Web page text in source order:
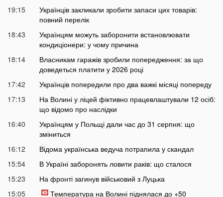
19:15
Українців закликали зробити запаси цих товарів:
повний перелік
18:43
Українцям можуть заборонити встановлювати
кондиціонери: у чому причина
18:14
Власникам гаражів зробили попередження: за що
доведеться платити у 2026 році
17:42
Українців попередили про два важкі місяці попереду
17:13
На Волині у ліцей фіктивно працевлаштували 12 осіб:
що відомо про наслідки
16:40
Українцям у Польщі дали час до 31 серпня: що
зміниться
16:12
Відома українська ведуча потрапила у скандал
15:54
В Україні заборонять ловити раків: що сталося
15:23
На фронті загинув військовий з Луцька
15:05
Температура на Волині піднялася до +50